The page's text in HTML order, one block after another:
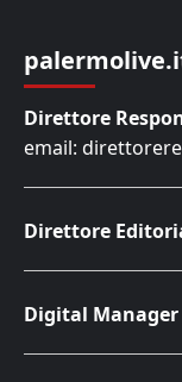
Direttore
email:
Direttore
Digital Manager